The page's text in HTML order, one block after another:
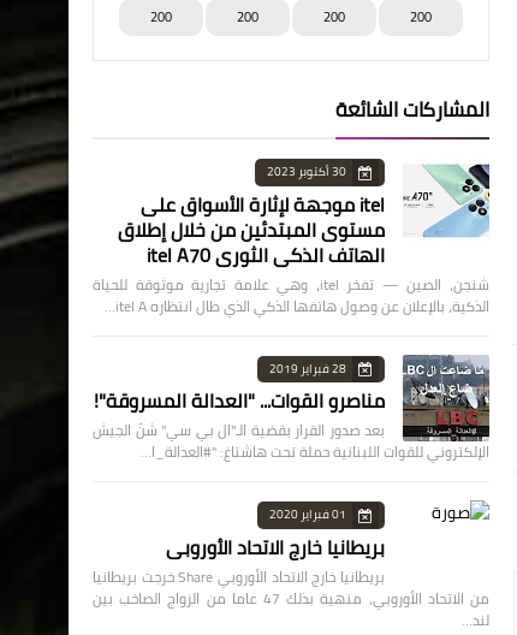
200
200
200
200
المشاركات الشائعة
30 أكتوبر 2023
itel موجهة لإثارة الأسواق على
مستوى المبتدئين من خلال إطلاق
الهاتف الذكي الثوري itel A70
شنجن، الصين — تفخر itel، وهي علامة تجارية موثوقة للحياة
الذكية، بالإعلان عن وصول هاتفها الذكي الذي طال انتظاره itel A…
28 فبراير 2019
مناصرو القوات... "العدالة المسروقة"!
بعد صدور القرار بقضية الـ"ال بي سي" شنّ الجيش
الإلكتروني للقوات اللبنانية حملة تحت هاشتاغ: "#العدالة_ا…
01 فبراير 2020
بريطانيا خارج الاتحاد الأوروبي
بريطانيا خارج الاتحاد الأوروبي Share خرجت بريطانيا
من الاتحاد الأوروبي، منهية بذلك 47 عاما من الزواج الصاخب بين
لند…